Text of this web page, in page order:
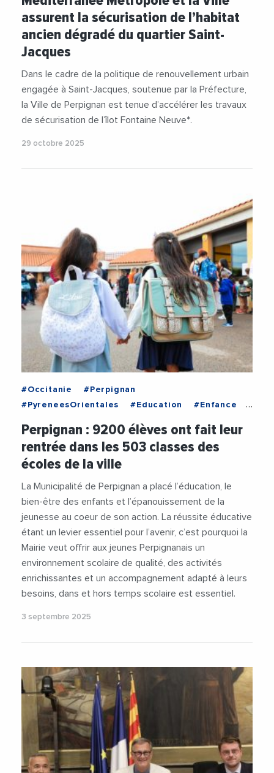
assurent la sécurisation de l’habitat
ancien dégradé du quartier Saint-
Jacques
Dans le cadre de la politique de renouvellement urbain
engagée à Saint-Jacques, soutenue par la Préfecture,
la Ville de Perpignan est tenue d’accélérer les travaux
de sécurisation de l’îlot Fontaine Neuve*.
29 octobre 2025
#Occitanie
#Perpignan
#PyreneesOrientales
#Education
#Enfance
#VilleDePerpignan
Perpignan : 9200 élèves ont fait leur
rentrée dans les 503 classes des
écoles de la ville
La Municipalité de Perpignan a placé l’éducation, le
bien-être des enfants et l’épanouissement de la
jeunesse au coeur de son action. La réussite éducative
étant un levier essentiel pour l’avenir, c’est pourquoi la
Mairie veut offrir aux jeunes Perpignanais un
environnement scolaire de qualité, des activités
enrichissantes et un accompagnement adapté à leurs
besoins, dans et hors temps scolaire est essentiel.
3 septembre 2025